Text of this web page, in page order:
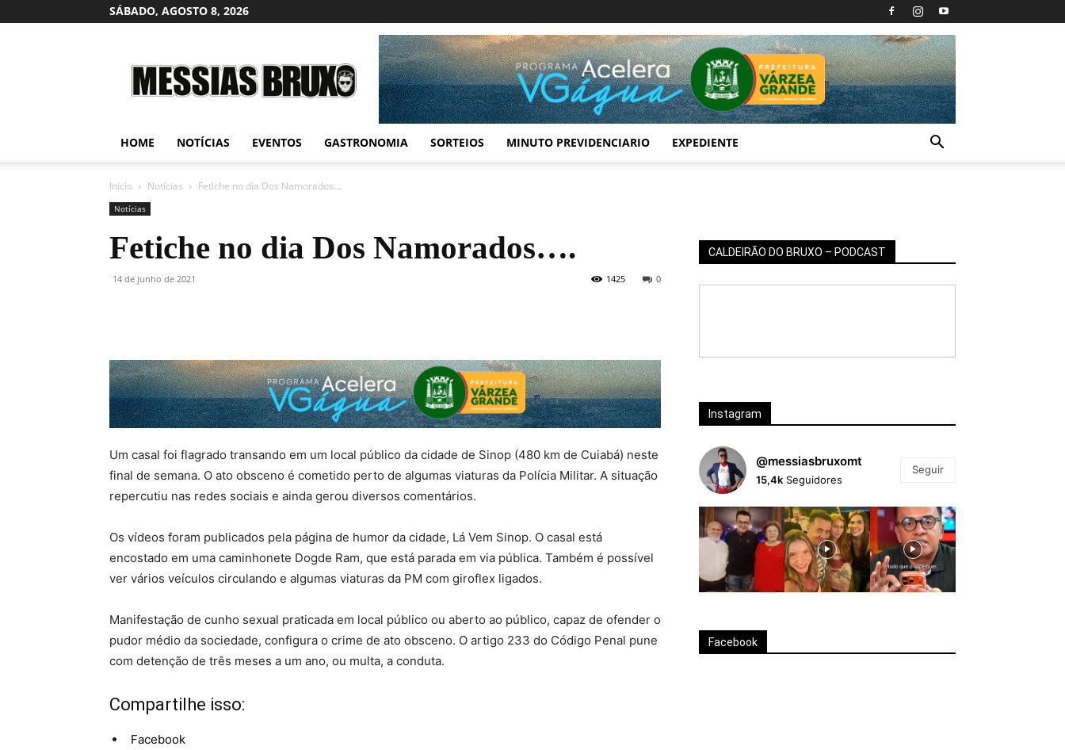
SÁBADO, AGOSTO 8, 2026
Bruxo
HOME NOTÍCIAS EVENTOS GASTRONOMIA SORTEIOS MINUTO PREVIDENCIARIO EXPEDIENTE
Início Notícias Fetiche no dia Dos Namorados….
Notícias
Fetiche no dia Dos Namorados….
14 de junho de 2021 0
1425
Um casal foi flagrado transando em um local público da cidade de Sinop (480 km de Cuiabá) neste
final de semana. O ato obsceno é cometido perto de algumas viaturas da Polícia Militar. A situação
repercutiu nas redes sociais e ainda gerou diversos comentários.
Os vídeos foram publicados pela página de humor da cidade, Lá Vem Sinop. O casal está
encostado em uma caminhonete Dogde Ram, que está parada em via pública. Também é possível
ver vários veículos circulando e algumas viaturas da PM com giroflex ligados.
Manifestação de cunho sexual praticada em local público ou aberto ao público, capaz de ofender o
pudor médio da sociedade, configura o crime de ato obsceno. O artigo 233 do Código Penal pune
com detenção de três meses a um ano, ou multa, a conduta.
Compartilhe isso:
Facebook
CALDEIRÃO DO BRUXO – PODCAST
Instagram
@messiasbruxomt
15,4k Seguidores
Seguir
Facebook